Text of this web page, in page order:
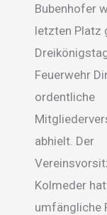
Bubenhofer
letzten Platz
Feuerwehr
ordentliche
abhielt. Der
Kolmeder
umfängliche